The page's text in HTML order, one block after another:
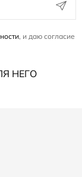
, и даю согласие
НЕГО